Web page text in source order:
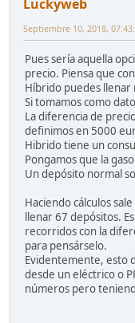
Luckyweb
Septiembre 10, 2018,
Pues sería aquella
precio. Piensa que
Híbrido puedes llenar
Si tomamos como
La diferencia de
definimos en 5000
Hibrido tiene un
Pongamos que la
Un depósito normal
Haciendo cálculos
llenar 67 depósitos.
recorridos con la
para pensárselo.
Evidentemente, esto
desde un eléctrico o
números pero